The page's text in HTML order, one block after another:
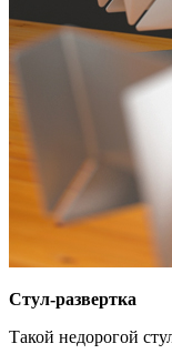
Стул-развертка
Такой недорогой